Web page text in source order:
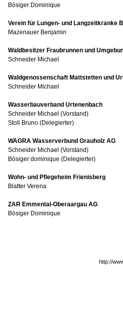
Bösiger Dominique
Verein für Lungen- und Langzeitkranke
Mazenauer Benjamin
Waldbesitzer Fraubrunnen und
Schneider Michael
Waldgenossenschaft Mattstetten und
Schneider Michael
Wasserbauverband Urtenenbach
Schneider Michael (Vorstand)
Stoll Bruno (Delegierter)
WAGRA Wasserverbund Grauholz AG
Schneider Michael (Vorstand)
Bösiger dominique (Delegierter)
Wohn- und Pflegeheim Frienisberg
Blatter Verena
ZAR Emmental-Oberaargau AG
Bösiger Dominique
http://